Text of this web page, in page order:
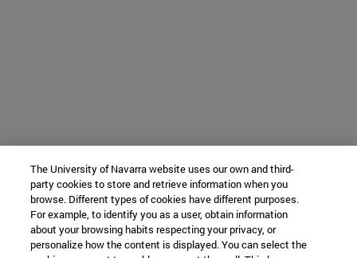
The University of Navarra website uses our own and third-
party cookies to store and retrieve information when you
browse. Different types of cookies have different purposes.
For example, to identify you as a user, obtain information
about your browsing habits respecting your privacy, or
personalize how the content is displayed. You can select the